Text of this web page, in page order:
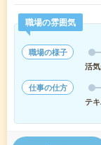
職場の雰囲気
職場の様子
活
仕事の仕方
テ